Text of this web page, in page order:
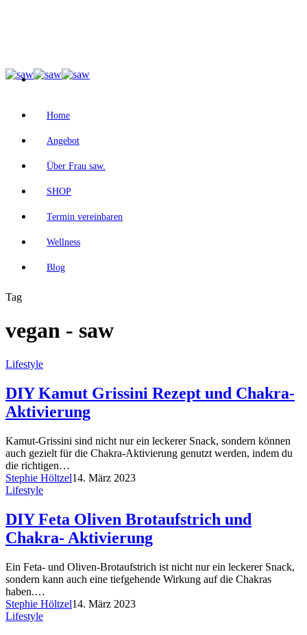
Home
Angebot
Über Frau saw.
SHOP
Termin vereinbaren
Wellness
Blog
Tag
vegan - saw
Lifestyle
DIY Kamut Grissini Rezept und Chakra-
Aktivierung
Kamut-Grissini sind nicht nur ein leckerer Snack, sondern können
auch gezielt für die Chakra-Aktivierung genutzt werden, indem du
die richtigen…
Stephie Höltzel14. März 2023
Lifestyle
DIY Feta Oliven Brotaufstrich und
Chakra- Aktivierung
Ein Feta- und Oliven-Brotaufstrich ist nicht nur ein leckerer Snack,
sondern kann auch eine tiefgehende Wirkung auf die Chakras
haben.…
Stephie Höltzel14. März 2023
Lifestyle